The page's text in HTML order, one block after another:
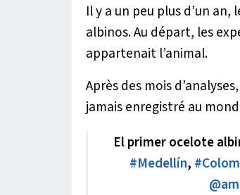
Il y a un peu plus d’un
albinos. Au départ, les
appartenait l’animal.
Après des mois
jamais enregistré au
El primer ocelote
#Medellín,